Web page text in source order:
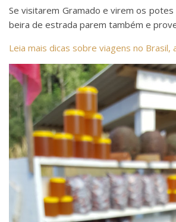
Se visitarem Gramado e virem os
beira de estrada parem também e
Leia mais dicas sobre viagens no Brasil,